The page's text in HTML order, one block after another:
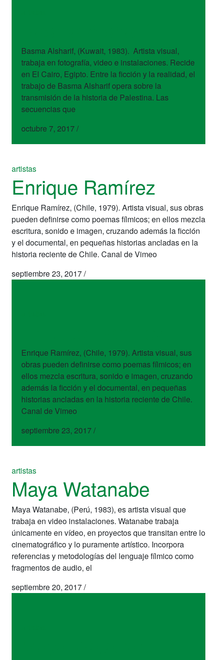
Basma Alsharif, (Kuwait, 1983). Artista visual,
trabaja en fotografía, video e instalaciones. Recide
en El Cairo, Egipto. Entre la ficción y la realidad, el
trabajo de Basma Alsharif opera sobre la
transmisión de la historia de Palestina. Las
secuencias que
octubre 7, 2017/
artistas
Enrique Ramírez
Enrique Ramírez, (Chile, 1979). Artista visual, sus obras
pueden definirse como poemas fílmicos; en ellos mezcla
escritura, sonido e imagen, cruzando además la ficción
y el documental, en pequeñas historias ancladas en la
historia reciente de Chile. Canal de Vimeo
septiembre 23, 2017/
Enrique Ramírez, (Chile, 1979). Artista visual, sus
obras pueden definirse como poemas fílmicos; en
ellos mezcla escritura, sonido e imagen, cruzando
además la ficción y el documental, en pequeñas
historias ancladas en la historia reciente de Chile.
Canal de Vimeo
septiembre 23, 2017/
artistas
Maya Watanabe
Maya Watanabe, (Perú, 1983), es artista visual que
trabaja en video instalaciones. Watanabe trabaja
únicamente en vídeo, en proyectos que transitan entre lo
cinematográfico y lo puramente artístico. Incorpora
referencias y metodologías del lenguaje fílmico como
fragmentos de audio, el
septiembre 20, 2017/